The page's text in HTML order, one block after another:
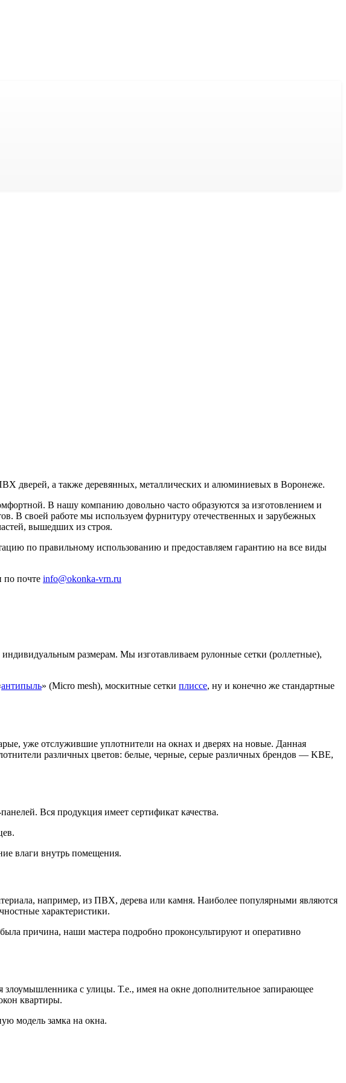
дверей, а также деревянных, металлических и алюминиевых в Воронеже.
В нашу компанию довольно часто образуются за изготовлением и
В своей работе мы используем фурнитуру отечественных и зарубежных
вышедших из строя.
по правильному использованию и предоставляем гарантию на все виды
по почте info@okonka-vrn.ru
размерам. Мы изготавливаем рулонные сетки (роллетные),
антипыль» (Micro mesh), москитные сетки плиссе, ну и конечно же стандартные
уже отслужившие уплотнители на окнах и дверях на новые. Данная
различных цветов: белые, черные, серые различных брендов — KBE,
Вся продукция имеет сертификат качества.
влаги внутрь помещения.
например, из ПВХ, дерева или камня. Наиболее популярными являются
характеристики.
причина, наши мастера подробно проконсультируют и оперативно
с улицы. Т.е., имея на окне дополнительное запирающее
квартиры.
модель замка на окна.